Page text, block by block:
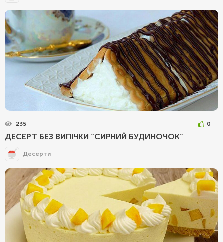
235 0
ДЕСЕРТ БЕЗ ВИПІЧКИ “СИРНИЙ БУДИНОЧОК”
Десерти